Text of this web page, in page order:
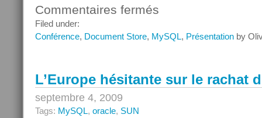
Commentaires fermés
Document
Store
Code Paris
Filed under:
Conférence, Document Store, MySQL, Présentation by
L’Europe hésitante sur le rachat
septembre 4, 2009
Tags: MySQL, oracle, SUN